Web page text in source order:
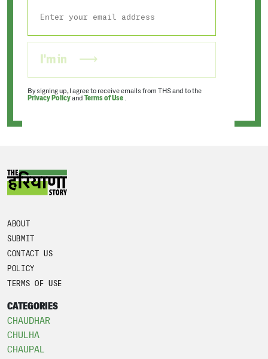
I'm in
By signing up, I agree to receive emails from THS and to the
Privacy Policyand Terms of Use .
ABOUT
SUBMIT
CONTACT US
POLICY
TERMS OF USE
CATEGORIES
CHAUDHAR
CHULHA
CHAUPAL